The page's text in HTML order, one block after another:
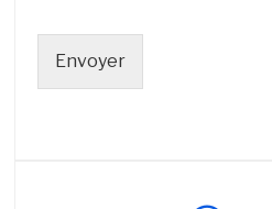
Envoyer